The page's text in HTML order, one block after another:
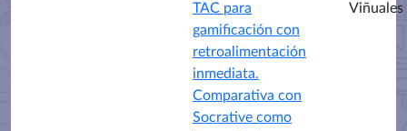
TAC para
gamificación con
retroalimentación
inmediata.
Comparativa con
Socrative como
Viñuales